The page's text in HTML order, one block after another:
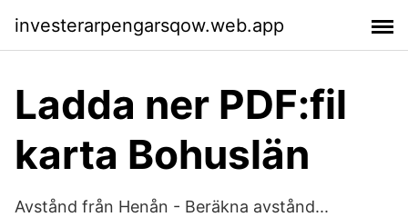
investerarpengarsqow.web.app
Ladda ner PDF:fil
karta Bohuslän
Avstånd från Henån - Beräkna avstånd...